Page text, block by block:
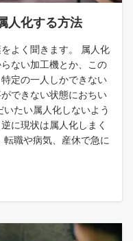
人化する方法
よく聞きます。 属人化
ない加工機とか、この
定の一人しかできない
できない状態におちい
たい属人化しないよう
に現状は属人化しまく
職や病気、産休で急に